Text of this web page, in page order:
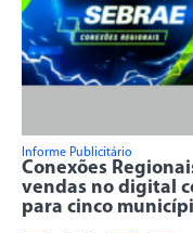
Informe Publicitário
Conexões
vendas no digital
para cinco